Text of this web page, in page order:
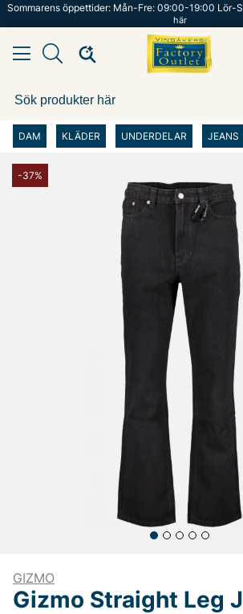
Sommarens öppettider: Mån-Fre: 09:00-19:00 Lör-
här
DAM KLÄDER UNDERDELAR JEANS
-37%
GIZMO
Gizmo Straight Leg